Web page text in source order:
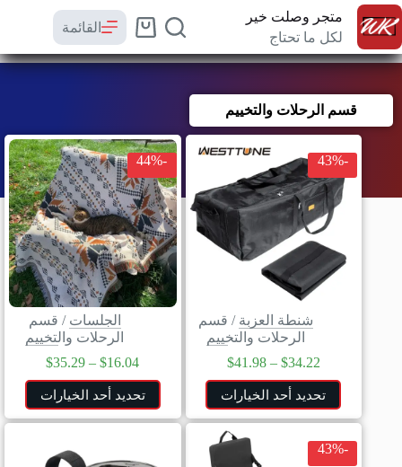
متجر وصلت خير
لكل ما تحتاج
القائمة
قسم الرحلات والتخييم
-43%
شنطة العزبة / قسم
الرحلات والتخييم
$34.22
–
$41.98
تحديد أحد الخيارات
-44%
الجلسات / قسم
الرحلات والتخييم
$16.04
–
$35.29
تحديد أحد الخيارات
-43%